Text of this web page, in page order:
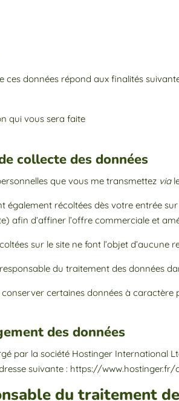
ces données répond aux finalités
qui vous sera faite
collecte des données
que vous me transmettez via
également récoltées dès votre entrée
afin d’affiner l’offre commerciale et
sur le site ne font l’objet d’aucune
du traitement des données
conserver certaines données à
des données
par la société Hostinger International
suivante : https://www.hostinger.fr/
du traitement